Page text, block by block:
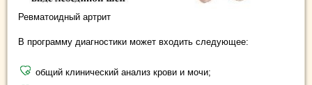
Ревматоидный артрит
В программу диагностики может входить следующее:
общий клинический анализ крови и мочи;